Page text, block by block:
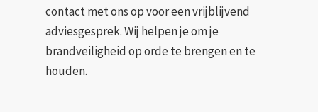
contact met ons op voor een vrijblijvend
adviesgesprek. Wij helpen je om je
brandveiligheid op orde te brengen en te
houden.